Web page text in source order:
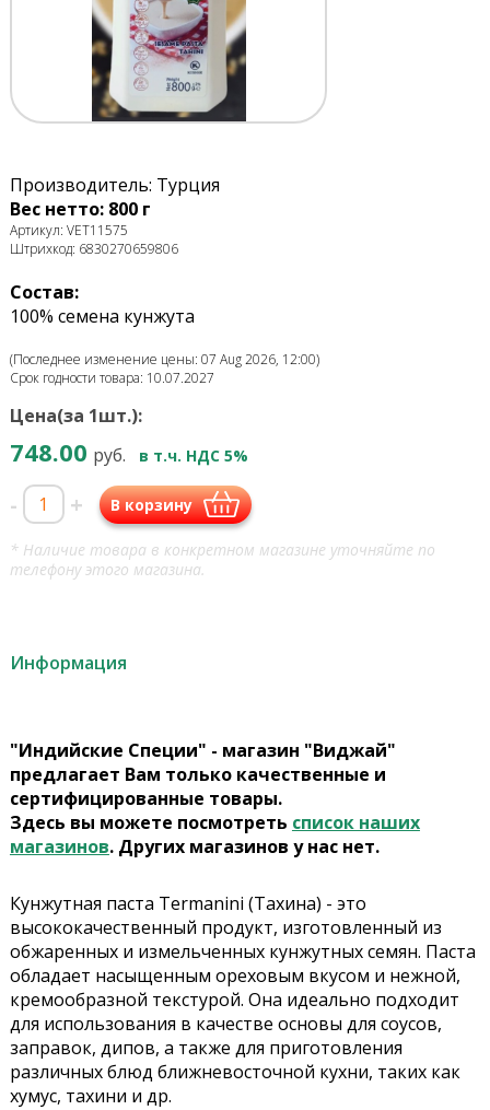
Производитель: Турция
Вес нетто: 800 г
Артикул: VET11575
Штрихкод: 6830270659806
Состав:
100% семена кунжута
(Последнее изменение цены: 07 Aug 2026, 12:00)
Срок годности товара: 10.07.2027
Цена(за 1шт.):
748.00 руб. в т.ч. НДС 5%
- + В корзину
* Наличие товара в конкретном магазине уточняйте по
телефону этого магазина.
Информация
"Индийские Специи" - магазин "Виджай"
предлагает Вам только качественные и
сертифицированные товары.
Здесь вы можете посмотреть список наших
магазинов. Других магазинов у нас нет.
Кунжутная паста Termanini (Тахина) - это
высококачественный продукт, изготовленный из
обжаренных и измельченных кунжутных семян. Паста
обладает насыщенным ореховым вкусом и нежной,
кремообразной текстурой. Она идеально подходит
для использования в качестве основы для соусов,
заправок, дипов, а также для приготовления
различных блюд ближневосточной кухни, таких как
хумус, тахини и др.